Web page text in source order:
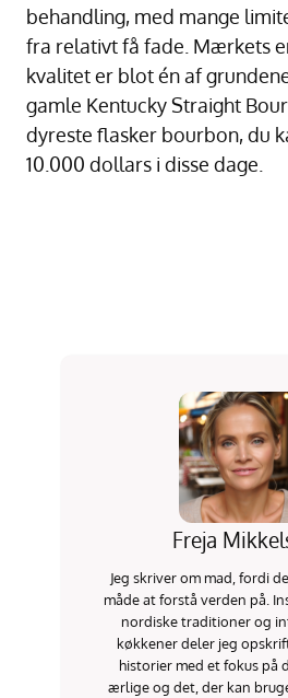
behandling, med mange
fra relativt få fade. Mærkets
kvalitet er blot én af
gamle Kentucky Straight
dyreste flasker bourbon, du
10.000 dollars i disse dage.
Freja
Jeg skriver om mad, fordi
måde at forstå verden på.
nordiske traditioner og
køkkener deler jeg
historier med et fokus på
ærlige og det, der kan